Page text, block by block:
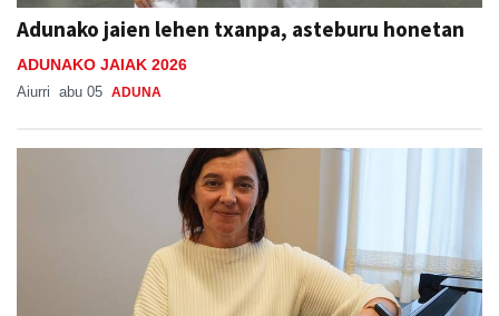
Adunako jaien lehen txanpa, asteburu honetan
ADUNAKO JAIAK 2026
Aiurri abu 05 ADUNA